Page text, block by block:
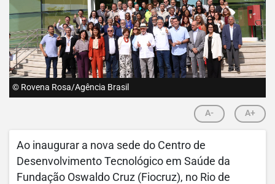
© Rovena Rosa/Agência Brasil
A- A+
Ao inaugurar a nova sede do Centro de
Desenvolvimento Tecnológico em Saúde da
Fundação Oswaldo Cruz (Fiocruz), no Rio de